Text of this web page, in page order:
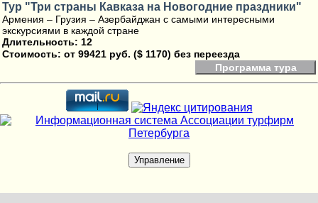
Тур "Три страны Кавказа на Новогодние праздники"
Армения – Грузия – Азербайджан с самыми интересными
экскурсиями в каждой стране
Длительность: 12
Стоимость: от 99421 руб. ($ 1170) без переезда
Программа тура